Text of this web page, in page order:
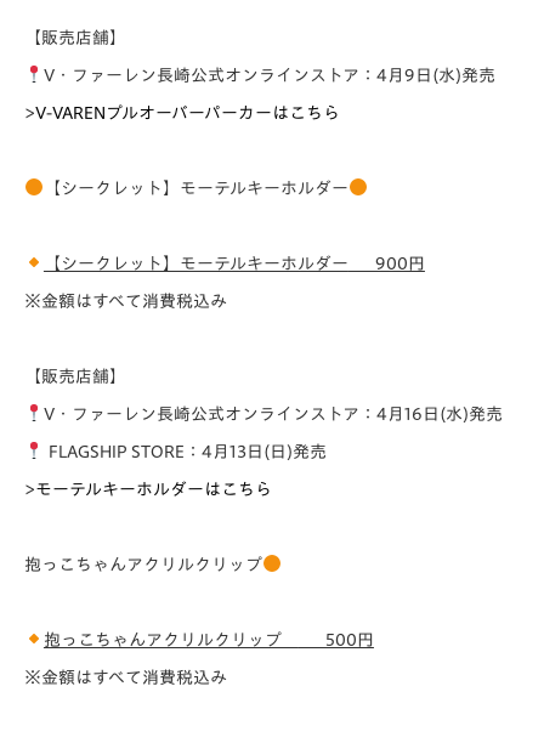
【販売店舗】
V・ファーレン長崎公式オンラインストア：4月9日(水)発売
>V-VARENプルオーバーパーカーはこちら
【シークレット】モーテルキーホルダー
【シークレット】モーテルキーホルダー 900円
※金額はすべて消費税込み
【販売店舗】
V・ファーレン長崎公式オンラインストア：4月16日(水)発売
FLAGSHIP STORE：4月13日(日)発売
>モーテルキーホルダーはこちら
抱っこちゃんアクリルクリップ
抱っこちゃんアクリルクリップ 500円
※金額はすべて消費税込み